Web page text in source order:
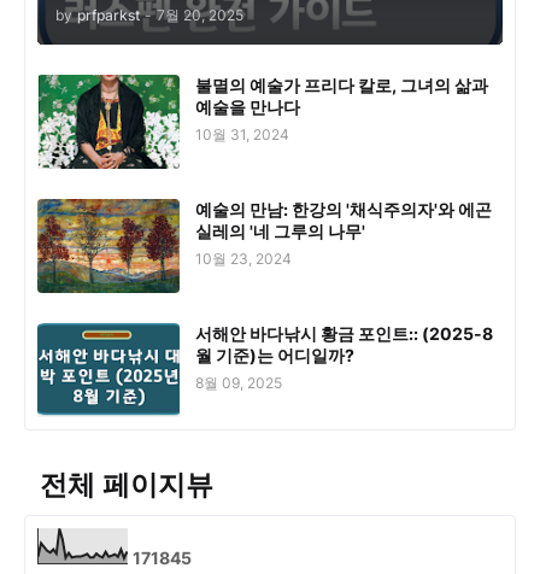
by prfparkst - 7월 20, 2025
불멸의 예술가 프리다 칼로, 그녀의 삶과
예술을 만나다
10월 31, 2024
예술의 만남: 한강의 '채식주의자'와 에곤
실레의 '네 그루의 나무'
10월 23, 2024
서해안 바다낚시 황금 포인트:: (2025-8
월 기준)는 어디일까?
8월 09, 2025
전체 페이지뷰
171845